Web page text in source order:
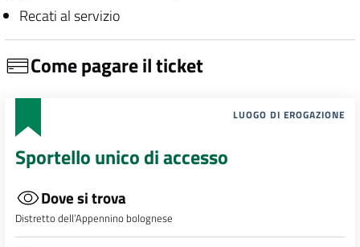
Recati al servizio
Come pagare il ticket
LUOGO DI EROGAZIONE
Sportello unico di accesso
Dove si trova
Distretto dell’Appennino bolognese